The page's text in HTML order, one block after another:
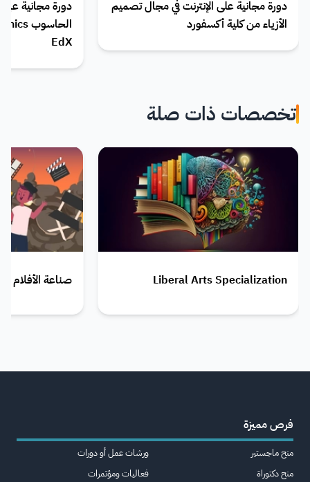
دورة مجانية على الإنترنت في مجال تصميم
الأزياء من كلية أكسفورد
دورة مجانية
EdX
تخصصات ذات صلة
Liberal Arts Specialization صناعة الأفلام - Film Making
فرص مميزة
منح ماجستير
منح دكتوراة
ورشات عمل أو دورات
فعاليات ومؤتمرات